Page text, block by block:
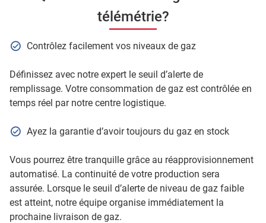
télémétrie?
Contrôlez facilement vos niveaux de gaz
Définissez avec notre expert le seuil d’alerte de
remplissage. Votre consommation de gaz est contrôlée en
temps réel par notre centre logistique.
Ayez la garantie d’avoir toujours du gaz en stock
Vous pourrez être tranquille grâce au réapprovisionnement
automatisé. La continuité de votre production sera
assurée. Lorsque le seuil d’alerte de niveau de gaz faible
est atteint, notre équipe organise immédiatement la
prochaine livraison de gaz.